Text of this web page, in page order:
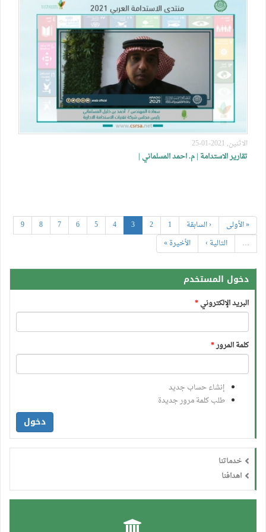
الاثنين, 2021-01-25
تقارير الاستدامة | م. احمد المسلماني |
« الأولى ‹ السابقة 1
2
3
4
5
6
7
8
9
…
التالية › الأخيرة »
دخول المستخدم
البريد الإلكتروني*
كلمة المرور*
إنشاء حساب جديد
طلب كلمة مرور جديدة
دخول
خدماتنا
اهدافنا